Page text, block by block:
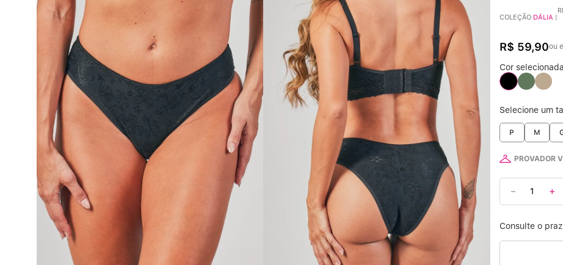
COLEÇÃODÁLIA |
R$ 59,90ou
Cor
Selecione um
P M
PROVADOR
＋
－
º
9º